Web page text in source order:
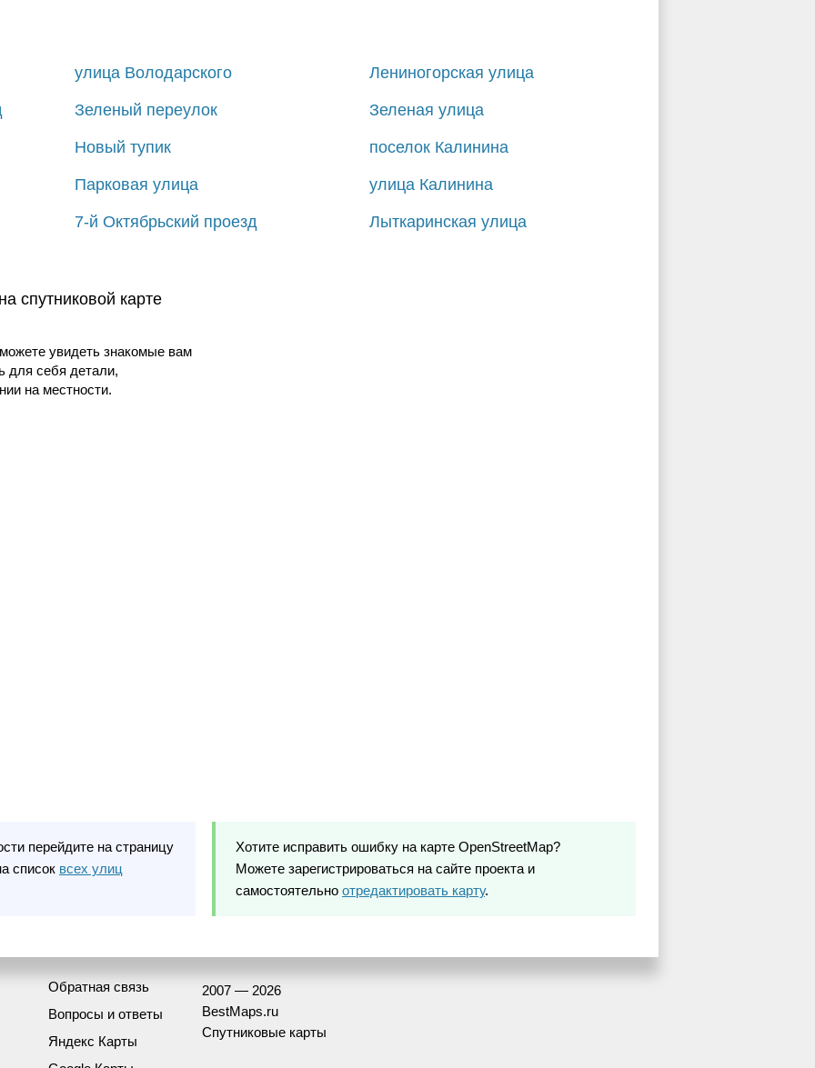
улица Володарского Лениногорская улица
Зеленый переулок Зеленая улица
Новый тупик поселок Калинина
Парковая улица улица Калинина
7-й Октябрьский проезд Лыткаринская улица
спутниковой карте
увидеть знакомые вам
для себя детали,
на местности.
перейдите на страницу
список всех улиц
Хотите исправить ошибку на карте OpenStreetMap?
Можете зарегистрироваться на сайте проекта и
самостоятельно отредактировать карту.
Обратная связь
Вопросы и ответы
Яндекс Карты
2007 — 2026
BestMaps.ru
Спутниковые карты